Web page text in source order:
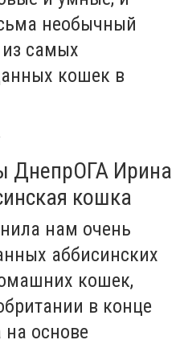
необычный
самых
кошек в
ДнепрОГА Ирина
кошка
нам очень
аббисинских
кошек,
в конце
на основе